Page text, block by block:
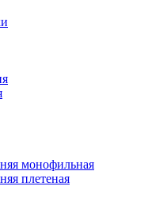
монофильная
плетеная